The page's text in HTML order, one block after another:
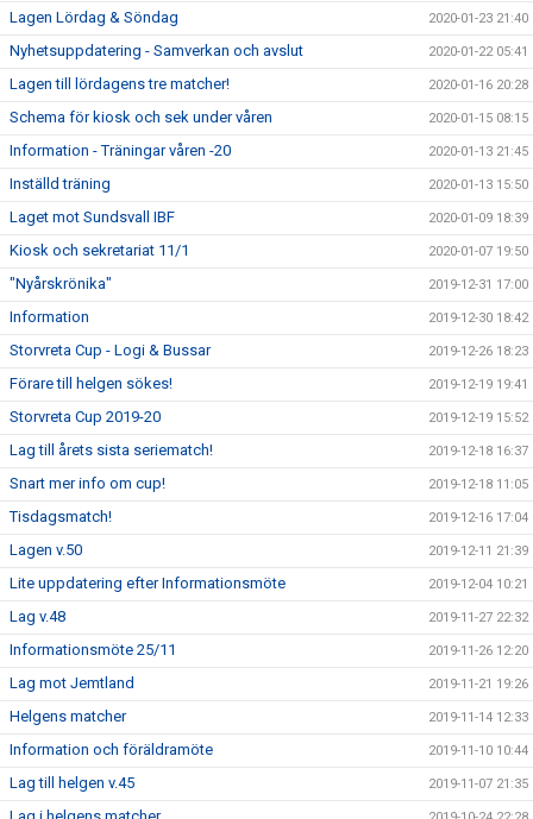
Lagen Lördag & Söndag 2020-01-23 21:40
Nyhetsuppdatering - Samverkan och avslut 2020-01-22 05:41
Lagen till lördagens tre matcher! 2020-01-16 20:28
Schema för kiosk och sek under våren 2020-01-15 08:15
Information - Träningar våren -20 2020-01-13 21:45
Inställd träning 2020-01-13 15:50
Laget mot Sundsvall IBF 2020-01-09 18:39
Kiosk och sekretariat 11/1 2020-01-07 19:50
"Nyårskrönika" 2019-12-31 17:00
Information 2019-12-30 18:42
Storvreta Cup - Logi & Bussar 2019-12-26 18:23
Förare till helgen sökes! 2019-12-19 19:41
Storvreta Cup 2019-20 2019-12-19 15:52
Lag till årets sista seriematch! 2019-12-18 16:37
Snart mer info om cup! 2019-12-18 11:05
Tisdagsmatch! 2019-12-16 17:04
Lagen v.50 2019-12-11 21:39
Lite uppdatering efter Informationsmöte 2019-12-04 10:21
Lag v.48 2019-11-27 22:32
Informationsmöte 25/11 2019-11-26 12:20
Lag mot Jemtland 2019-11-21 19:26
Helgens matcher 2019-11-14 12:33
Information och föräldramöte 2019-11-10 10:44
Lag till helgen v.45 2019-11-07 21:35